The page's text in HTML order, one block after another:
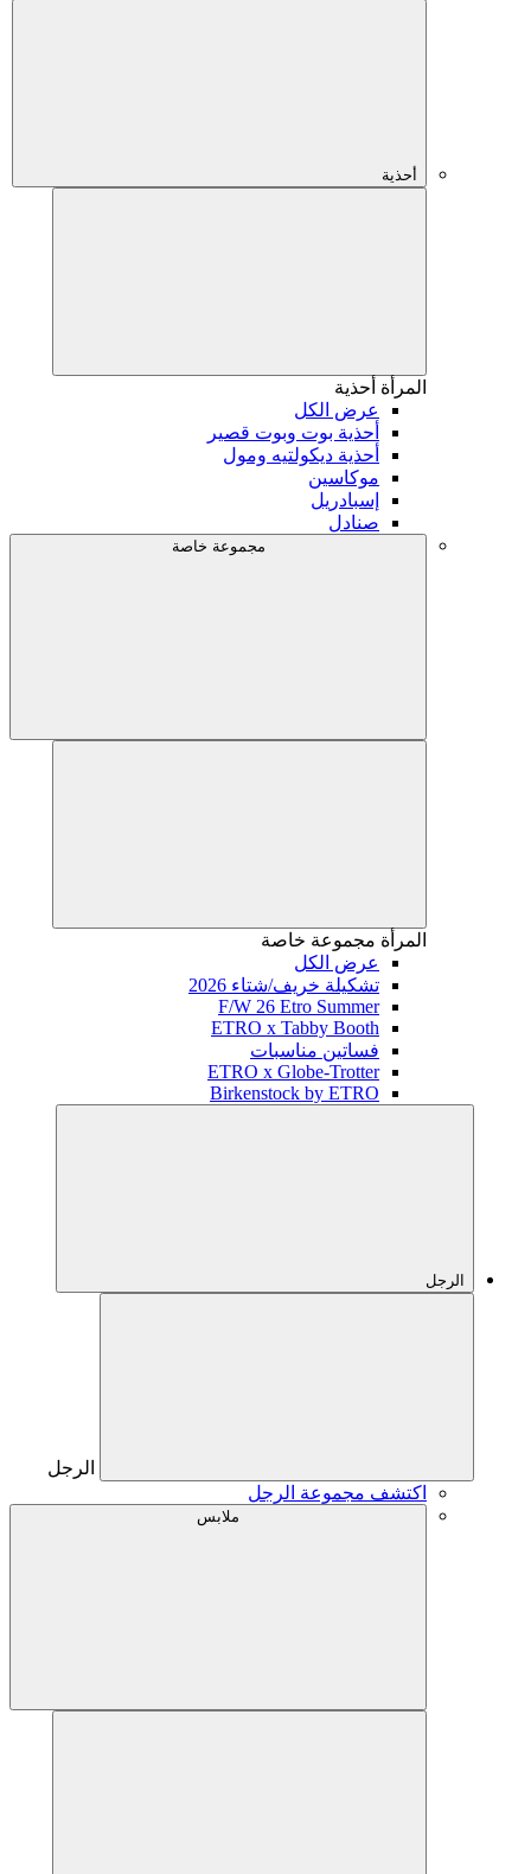
أحذية
المرأة أحذية
عرض الكل
أحذية بوت وبوت قصير
أحذية ديكولتيه ومول
موكاسين
إسبادريل
صنادل
مجموعة خاصة
المرأة مجموعة خاصة
عرض الكل
تشكيلة خريف/شتاء 2026
F/W 26 Etro Summer
ETRO x Tabby Booth
فساتين مناسبات
ETRO x Globe-Trotter
Birkenstock by ETRO
الرجل
الرجل
اكتشف مجموعة الرجل
ملابس